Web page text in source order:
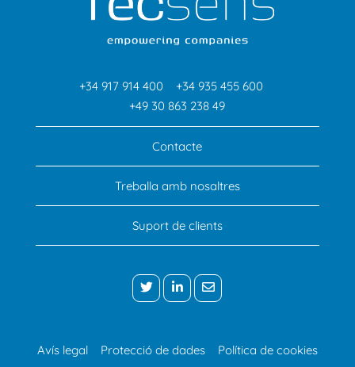
+34 917 914 400
+34 935 455 600
+49 30 863 238 49
Contacte
Treballa amb nosaltres
Suport de clients
Avís legal Protecció de dades Política de cookies